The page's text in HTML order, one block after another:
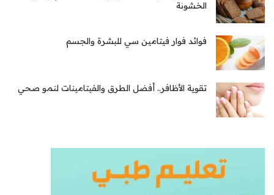
الخشونة
فوائد فوار فيتامين سي للبشرة والجسم
تقوية الأظافر.. أفضل الطرق والفيتامينات لنمو صحي